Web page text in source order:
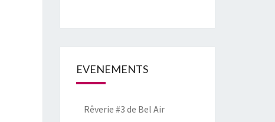
EVENEMENTS
Rêverie #3 de Bel Air